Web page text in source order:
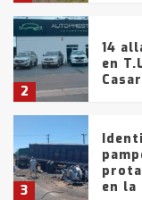
2
14
en
3
en la